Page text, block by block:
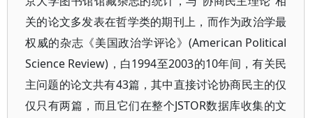
关的论文多发表在哲学类的期刊上，而作为政治学最
权威的杂志《美国政治学评论》(American Political
Science Review)，白1994至2003的10年间，有关民
主问题的论文共有43篇，其中直接讨论协商民主的仅
仅只有两篇，而且它们在整个JSTOR数据库收集的文